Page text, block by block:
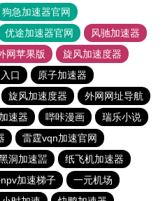
狗急加速器官网
优途加速器官网
风驰加速器
网苹果版
旋风加速度器
口
原子加速器
旋风加速度器
外网网址导航
速器 哔咔漫画
瑞乐小说
雷霆vqn加速官网
洞加速噐
纸飞机加速器
加速梯子
一元机场